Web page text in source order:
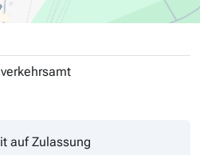
auf Zulassung